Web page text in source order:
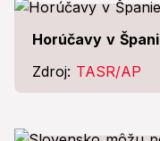
Horúčavy v
Zdroj: TASR/AP